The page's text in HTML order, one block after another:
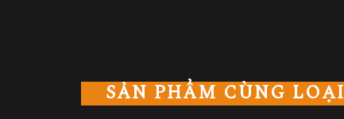
SẢN PHẨM CÙNG LOẠI